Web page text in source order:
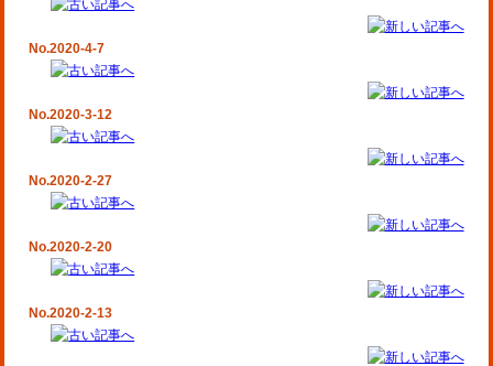
No.2020-4-7
No.2020-3-12
No.2020-2-27
No.2020-2-20
No.2020-2-13